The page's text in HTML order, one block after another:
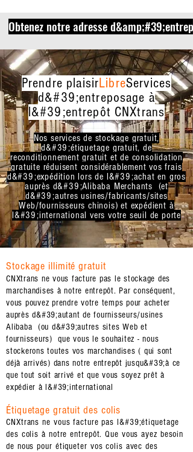
Obtenez notre adresse
Prendre plaisirLibreServices
d&#39;entreposage à
l&#39;entrepôt CNXtrans
Nos services de stockage gratuit,
d&#39;étiquetage gratuit, de
reconditionnement gratuit et de consolidation
gratuite réduisent considérablement vos frais
d&#39;expédition lors de l&#39;achat en gros
auprès d&#39;Alibaba Merchants (et
d&#39;autres usines/fabricants/sites
Web/fournisseurs chinois) et expédient à
l&#39;international vers votre seuil de porte
Stockage illimité gratuit
CNXtrans ne vous facture pas le stockage des
marchandises à notre entrepôt. Par conséquent,
vous pouvez prendre votre temps pour acheter
auprès d&#39;autant de fournisseurs/usines
Alibaba (ou d&#39;autres sites Web et
fournisseurs) que vous le souhaitez - nous
stockerons toutes vos marchandises ( qui sont
déjà arrivés) dans notre entrepôt jusqu&#39;à ce
que tout soit arrivé et que vous soyez prêt à
expédier à l&#39;international
Étiquetage gratuit des colis
CNXtrans ne vous facture pas l&#39;étiquetage
des colis à notre entrepôt. Que vous ayez besoin
de nous pour étiqueter vos colis avec des